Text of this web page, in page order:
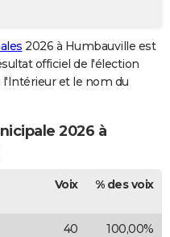
2026 à Humbauville est
officiel de l'élection
et le nom du
2026 à
Voix % des voix
40 100,00%